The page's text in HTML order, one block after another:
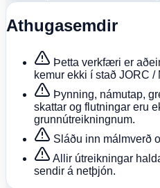
Athugasemdir
Þetta verkfæri er
kemur ekki í stað JORC
Þynning, námutap,
skattar og flutningar eru
grunnútreikningnum.
Sláðu inn málmverð
Allir útreikningar
sendir á netþjón.